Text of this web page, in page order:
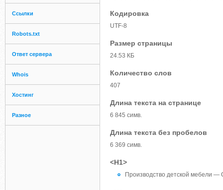
Ссылки
Robots.txt
Ответ сервера
Whois
Хостинг
Разное
Кодировка
UTF-8
Размер страницы
24.53 КБ
Количество слов
407
Длина текста на странице
6 845 симв.
Длина текста без пробелов
6 369 симв.
<H1>
Производство детской мебели